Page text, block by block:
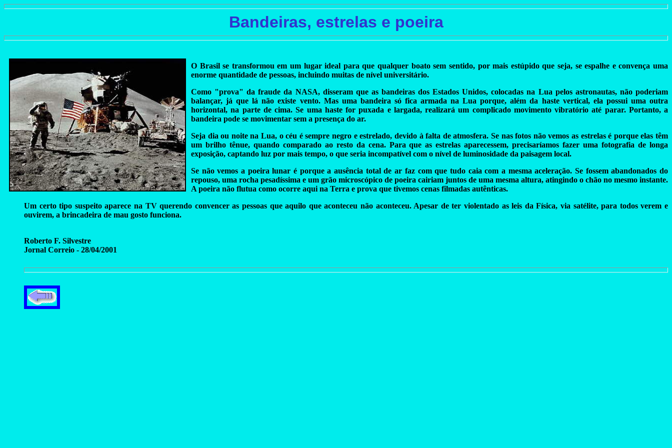
Bandeiras, estrelas e poeira
O Brasil se transformou em um lugar ideal para que qualquer boato sem sentido, por mais estúpido que seja, se espalhe e convença uma
enorme quantidade de pessoas, incluindo muitas de nível universitário.
Como "prova" da fraude da NASA, disseram que as bandeiras dos Estados Unidos, colocadas na Lua pelos astronautas, não poderiam
balançar, já que lá não existe vento. Mas uma bandeira só fica armada na Lua porque, além da haste vertical, ela possui uma outra
horizontal, na parte de cima. Se uma haste for puxada e largada, realizará um complicado movimento vibratório até parar. Portanto, a
bandeira pode se movimentar sem a presença do ar.
Seja dia ou noite na Lua, o céu é sempre negro e estrelado, devido à falta de atmosfera. Se nas fotos não vemos as estrelas é porque elas têm
um brilho tênue, quando comparado ao resto da cena. Para que as estrelas aparecessem, precisaríamos fazer uma fotografia de longa
exposição, captando luz por mais tempo, o que seria incompatível com o nível de luminosidade da paisagem local.
Se não vemos a poeira lunar é porque a ausência total de ar faz com que tudo caia com a mesma aceleração. Se fossem abandonados do
repouso, uma rocha pesadíssima e um grão microscópico de poeira cairiam juntos de uma mesma altura, atingindo o chão no mesmo instante.
A poeira não flutua como ocorre aqui na Terra e prova que tivemos cenas filmadas autênticas.
Um certo tipo suspeito aparece na TV querendo convencer as pessoas que aquilo que aconteceu não aconteceu. Apesar de ter violentado as leis da Física, via satélite, para todos verem e
ouvirem, a brincadeira de mau gosto funciona.
Roberto F. Silvestre
Jornal Correio - 28/04/2001